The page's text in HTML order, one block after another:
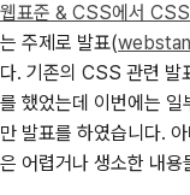
웹표준 & CSS에서
는 주제로 발표(
다. 기존의 CSS 관련 발
를 했었는데 이번에는
만 발표를 하였습니다.
은 어렵거나 생소한 내